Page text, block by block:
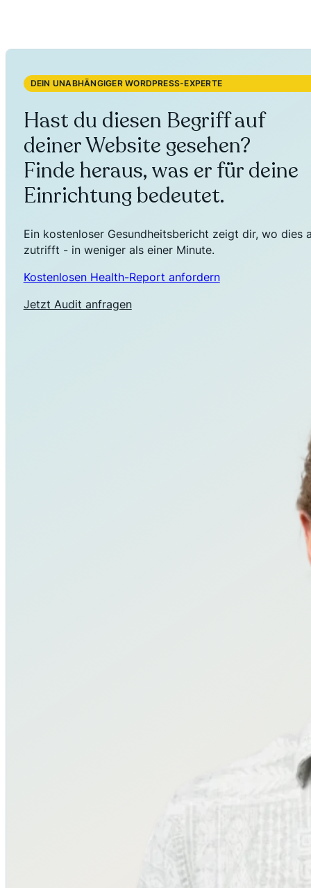
DEIN UNABHÄNGIGER WORDPRESS-EXPERTE
Hast du diesen Begriff auf
deiner Website gesehen?
Finde heraus, was er für deine
Einrichtung bedeutet.
Ein kostenloser Gesundheitsbericht zeigt dir, wo dies
zutrifft - in weniger als einer Minute.
Kostenlosen Health-Report anfordern
Jetzt Audit anfragen